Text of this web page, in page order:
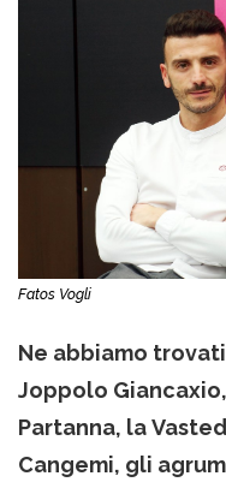
Fatos Vogli
Ne abbiamo
Joppolo
Partanna, la
Cangemi, gli